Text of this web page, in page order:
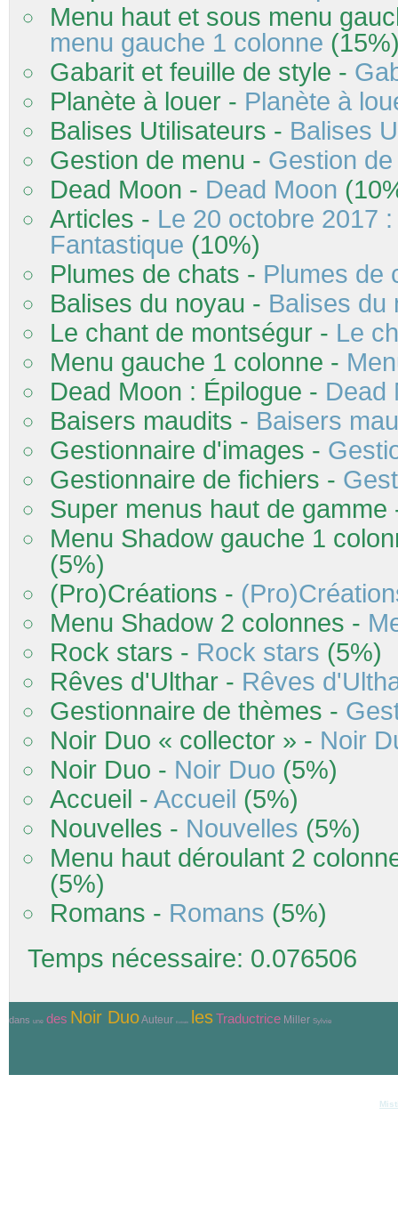
Menu haut et sous menu
menu gauche 1 colonne
Gabarit et feuille de style -
Planète à louer - Planète à
Balises Utilisateurs - Balises
Gestion de menu - Gestion
Dead Moon - Dead Moon
Articles - Le 20 octobre 2017
Fantastique (10%)
Plumes de chats - Plumes de
Balises du noyau - Balises du
Le chant de montségur - Le
Menu gauche 1 colonne -
Dead Moon : Épilogue - Dead
Baisers maudits - Baisers
Gestionnaire d'images -
Gestionnaire de fichiers -
Super menus haut de
Menu Shadow gauche 1
(5%)
(Pro)Créations -
Menu Shadow 2 colonnes -
Rock stars - Rock stars (5%)
Rêves d'Ulthar - Rêves
Gestionnaire de thèmes -
Noir Duo « collector » - Noir
Noir Duo - Noir Duo (5%)
Accueil - Accueil (5%)
Nouvelles - Nouvelles (5%)
Menu haut déroulant 2
(5%)
Romans - Romans (5%)
Temps nécessaire: 0.076506
dans une des Noir DuoAuteur Ecrivain lesTraductrice Miller Sylvie